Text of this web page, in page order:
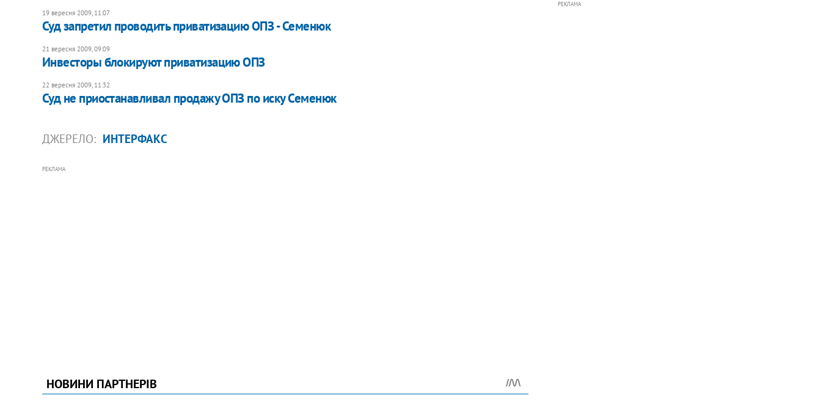
19 вересня 2009, 11:07
Суд запретил проводить приватизацию ОПЗ - Семенюк
21 вересня 2009, 09:09
Инвесторы блокируют приватизацию ОПЗ
22 вересня 2009, 11:32
Суд не приостанавливал продажу ОПЗ по иску Семенюк
ДЖЕРЕЛО: ИНТЕРФАКС
РЕКЛАМА
РЕКЛАМА